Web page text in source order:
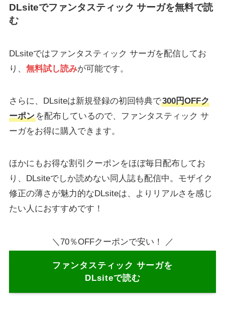
DLsiteでファンタスティック サーガを無料で読
む
DLsiteではファンタスティック サーガを配信してお
り、 無料試し読みが可能です。
さらに、DLsiteは新規登録の初回特典で300円OFFク
ーポンを配布しているので、ファンタスティック サ
ーガをお得に購入できます。
ほかにもお得な割引クーポンをほぼ毎日配布してお
り、DLsiteでしか読めない同人誌も配信中。モザイク
修正の薄さが魅力的なDLsiteは、よりリアルさを感じ
たい人におすすめです！
＼70％OFFクーポンで安い！ ／
ファンタスティック サーガを
DLsiteで読む